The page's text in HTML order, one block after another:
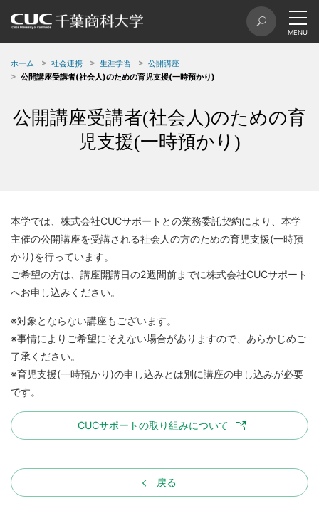
ホーム 社会連携 生涯学習
公開講座
公開講座受講者(社会人)のための育児支援(一時預かり)
公開講座受講者(社会人)のための育
児支援(一時預かり)
本学では、株式会社CUCサポートとの業務委託契約により、本学
主催の公開講座を受講される社会人の方のための育児支援(一時預
かり)を行っています。
ご希望の方は、講座開講日の2週間前までに株式会社CUCサポート
へお申し込みください。
※対象とならない講座もございます。
※事情によりご希望にそえない場合がありますので、あらかじめご
了承ください。
※育児支援(一時預かり)の申し込みとは別に講座の申し込みが必要
です。
CUCサポートの取り組みについて
戻る